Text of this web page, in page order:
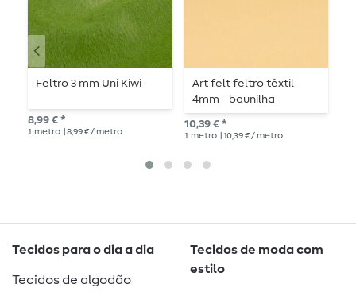
Feltro 3 mm Uni Kiwi
8,99 € *
1 metro | 8,99 € / metro
Art felt feltro têxtil
4mm - baunilha
10,39 € *
1 metro | 10,39 € / metro
Tecidos para o dia a dia
Tecidos de algodão
Tecidos de moda com
estilo